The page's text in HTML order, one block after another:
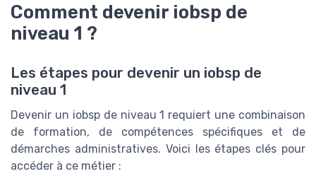
Comment devenir iobsp de
niveau 1 ?
Les étapes pour devenir un iobsp de
niveau 1
Devenir un iobsp de niveau 1 requiert une combinaison
de formation, de compétences spécifiques et de
démarches administratives. Voici les étapes clés pour
accéder à ce métier :